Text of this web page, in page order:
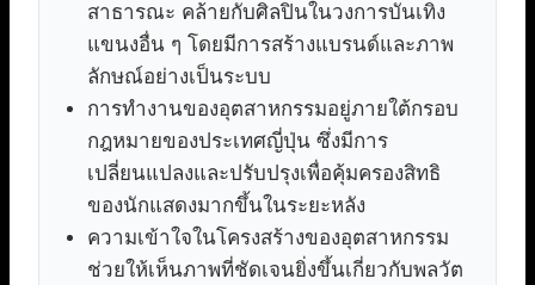
สาธารณะ คล้ายกับศิลปินในวงการบันเทิง
แขนงอื่น ๆ โดยมีการสร้างแบรนด์และภาพ
ลักษณ์อย่างเป็นระบบ
การทำงานของอุตสาหกรรมอยู่ภายใต้กรอบ
กฎหมายของประเทศญี่ปุ่น ซึ่งมีการ
เปลี่ยนแปลงและปรับปรุงเพื่อคุ้มครองสิทธิ
ของนักแสดงมากขึ้นในระยะหลัง
ความเข้าใจในโครงสร้างของอุตสาหกรรม
ช่วยให้เห็นภาพที่ชัดเจนยิ่งขึ้นเกี่ยวกับพลวัต